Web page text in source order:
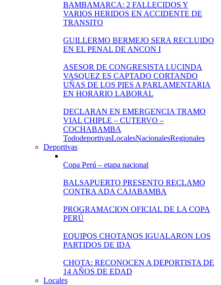
BAMBAMARCA: 2 FALLECIDOS Y
VARIOS HERIDOS EN ACCIDENTE DE
TRANSITO
GUILLERMO BERMEJO SERA RECLUIDO
EN EL PENAL DE ANCON I
ASESOR DE CONGRESISTA LUCINDA
VASQUEZ ES CAPTADO CORTANDO
UÑAS DE LOS PIES A PARLAMENTARIA
EN HORARIO LABORAL
DECLARAN EN EMERGENCIA TRAMO
VIAL CHIPLE – CUTERVO –
COCHABAMBA
TododeportivasLocalesNacionalesRegionales
Deportivas
Copa Perú – etapa nacional
BALSAPUERTO PRESENTO RECLAMO
CONTRA ADA CAJABAMBA
PROGRAMACION OFICIAL DE LA COPA
PERÚ
EQUIPOS CHOTANOS IGUALARON LOS
PARTIDOS DE IDA
CHOTA: RECONOCEN A DEPORTISTA DE
14 AÑOS DE EDAD
Locales